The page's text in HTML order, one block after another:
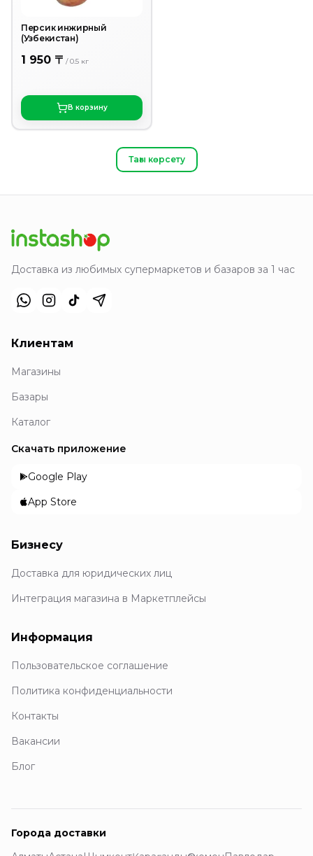
Персик инжирный
(Узбекистан)
1 950 〒 /0.5 кг
В корзину
Тағы көрсету
Доставка из любимых супермаркетов и базаров за 1 час
Клиентам
Магазины
Базары
Каталог
Скачать приложение
Google Play
App Store
Бизнесу
Доставка для юридических лиц
Интеграция магазина в Маркетплейсы
Информация
Пользовательское соглашение
Политика конфиденциальности
Контакты
Вакансии
Блог
Города доставки